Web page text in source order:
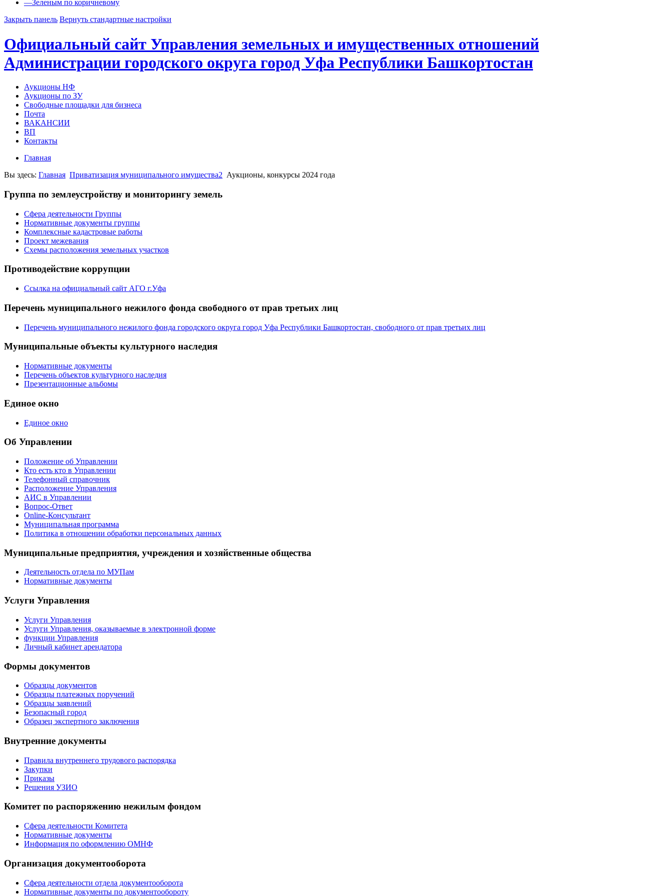
—Зеленым по коричневому
Закрыть панель Вернуть стандартные настройки
Официальный сайт Управления земельных и имущественных отношений
Администрации городского округа город Уфа Республики Башкортостан
Аукционы НФ
Аукционы по ЗУ
Свободные площадки для бизнеса
Почта
ВАКАНСИИ
ВП
Контакты
Главная
Вы здесь: Главная Приватизация муниципального имущества2 Аукционы, конкурсы 2024 года
Группа по землеустройству и мониторингу земель
Сфера деятельности Группы
Нормативные документы группы
Комплексные кадастровые работы
Проект межевания
Схемы расположения земельных участков
Противодействие коррупции
Ссылка на официальный сайт АГО г.Уфа
Перечень муниципального нежилого фонда свободного от прав третьих лиц
Перечень муниципального нежилого фонда городского округа город Уфа Республики Башкортостан, свободного от прав третьих лиц
Муниципальные объекты культурного наследия
Нормативные документы
Перечень объектов культурного наследия
Презентационные альбомы
Единое окно
Единое окно
Об Управлении
Положение об Управлении
Кто есть кто в Управлении
Телефонный справочник
Расположение Управления
АИС в Управлении
Вопрос-Ответ
Online-Консультант
Муниципальная программа
Политика в отношении обработки персональных данных
Муниципальные предприятия, учреждения и хозяйственные общества
Деятельность отдела по МУПам
Нормативные документы
Услуги Управления
Услуги Управления
Услуги Управления, оказываемые в электронной форме
функции Управления
Личный кабинет арендатора
Формы документов
Образцы документов
Образцы платежных поручений
Образцы заявлений
Безопасный город
Образец экспертного заключения
Внутренние документы
Правила внутреннего трудового распорядка
Закупки
Приказы
Решения УЗИО
Комитет по распоряжению нежилым фондом
Сфера деятельности Комитета
Нормативные документы
Информация по оформлению ОМНФ
Организация документооборота
Сфера деятельности отдела документооборота
Нормативные документы по документообороту